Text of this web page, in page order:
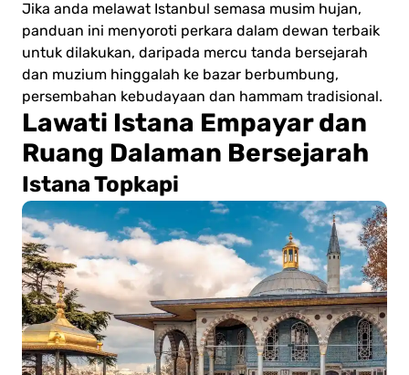
Jika anda melawat Istanbul semasa musim hujan,
panduan ini menyoroti perkara dalam dewan terbaik
untuk dilakukan, daripada mercu tanda bersejarah
dan muzium hinggalah ke bazar berbumbung,
persembahan kebudayaan dan hammam tradisional.
Lawati Istana Empayar dan
Ruang Dalaman Bersejarah
Istana Topkapi